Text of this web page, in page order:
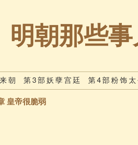
明朝那些
朝 第3部妖孽宫廷 第4部粉饰太
皇帝很脆弱